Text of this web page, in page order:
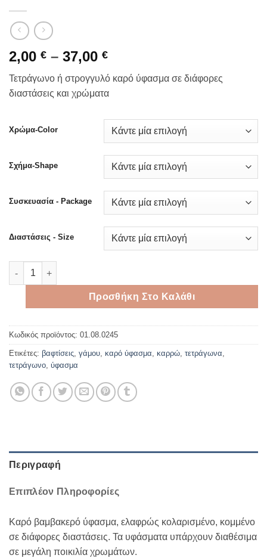
2,00 € – 37,00 €Price
range:
2,00 €
through
Τετράγωνο ή στρογγυλό καρό ύφασμα σε διάφορες
διαστάσεις και χρώματα
Χρώμα-Color
Σχήμα-Shape
Συσκευασία - Package
Διαστάσεις - Size
Τετράγωνο ή στρογγυλό καρό ύφασμα σε πολλά χρώματα και
Προσθήκη Στο Καλάθι
Κωδικός προϊόντος: 01.08.0245
Ετικέτες: βαφτίσεις, γάμου, καρό ύφασμα, καρρώ, τετράγωνα,
τετράγωνο, ύφασμα
Περιγραφή
Επιπλέον Πληροφορίες
Καρό βαμβακερό ύφασμα, ελαφρώς κολαρισμένο, κομμένο
σε διάφορες διαστάσεις. Τα υφάσματα υπάρχουν διαθέσιμα
σε μεγάλη ποικιλία χρωμάτων.